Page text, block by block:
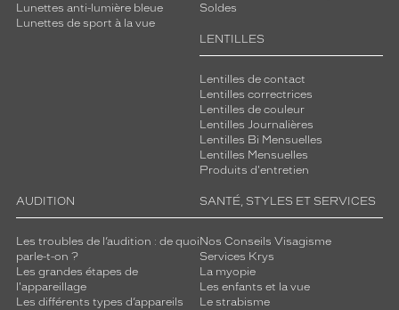
Lunettes anti-lumière bleue
Lunettes de sport à la vue
Soldes
LENTILLES
Lentilles de contact
Lentilles correctrices
Lentilles de couleur
Lentilles Journalières
Lentilles Bi Mensuelles
Lentilles Mensuelles
Produits d'entretien
AUDITION
Les troubles de l’audition : de quoi
parle-t-on ?
Les grandes étapes de
l'appareillage
Les différents types d’appareils
SANTÉ, STYLES ET SERVICES
Nos Conseils Visagisme
Services Krys
La myopie
Les enfants et la vue
Le strabisme